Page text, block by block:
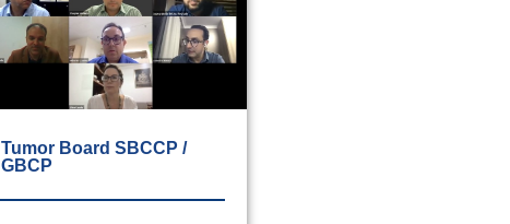
Tumor Board SBCCP /
GBCP